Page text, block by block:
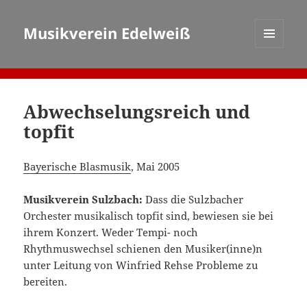
Musikverein Edelweiß
WIDGETS
Abwechselungsreich und
topfit
Bayerische Blasmusik, Mai 2005
Musikverein Sulzbach: Dass die Sulzbacher
Orchester musikalisch topfit sind, bewiesen sie bei
ihrem Konzert. Weder Tempi- noch
Rhythmuswechsel schienen den Musiker(inne)n
unter Leitung von Winfried Rehse Probleme zu
bereiten.